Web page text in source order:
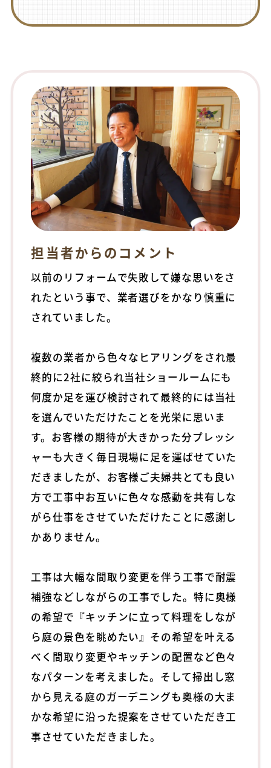
担当者からのコメント
以前のリフォームで失敗して嫌な思いをさ
れたという事で、業者選びをかなり慎重に
されていました。
複数の業者から色々なヒアリングをされ最
終的に2社に絞られ当社ショールームにも
何度か足を運び検討されて最終的には当社
を選んでいただけたことを光栄に思いま
す。お客様の期待が大きかった分プレッシ
ャーも大きく毎日現場に足を運ばせていた
だきましたが、お客様ご夫婦共とても良い
方で工事中お互いに色々な感動を共有しな
がら仕事をさせていただけたことに感謝し
かありません。
工事は大幅な間取り変更を伴う工事で耐震
補強などしながらの工事でした。特に奥様
の希望で『キッチンに立って料理をしなが
ら庭の景色を眺めたい』その希望を叶える
べく間取り変更やキッチンの配置など色々
なパターンを考えました。そして掃出し窓
から見える庭のガーデニングも奥様の大ま
かな希望に沿った提案をさせていただき工
事させていただきました。